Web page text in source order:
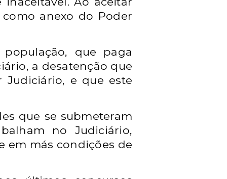
anexo do Poder
que paga
a desatenção que
e que este
que se submeteram
no Judiciário,
em más condições de